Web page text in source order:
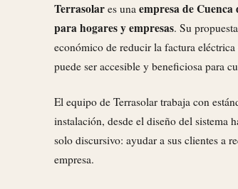
Terrasolar es una empresa de
para hogares y empresas. Su
económico de reducir la factura
puede ser accesible y beneficiosa para
El equipo de Terrasolar trabaja con
instalación, desde el diseño del sistema
solo discursivo: ayudar a sus clientes a
empresa.